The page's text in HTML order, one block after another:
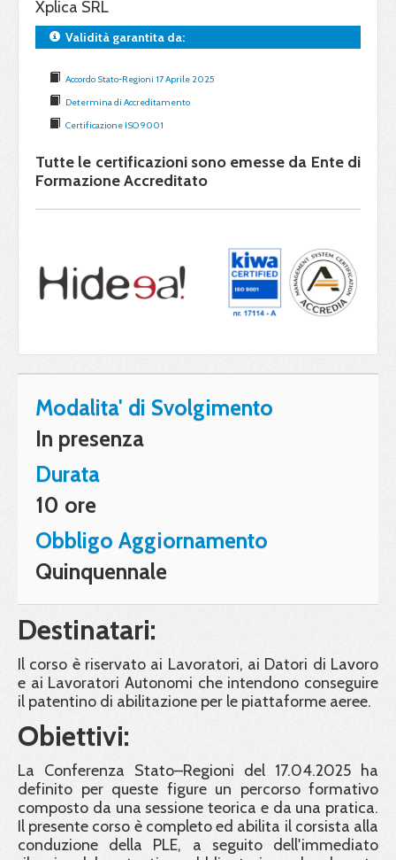
Xplica SRL
Validità garantita da:
Accordo Stato-Regioni 17 Aprile 2025
Determina di Accreditamento
Certificazione ISO 9001
Tutte le certificazioni sono emesse da Ente di
Formazione Accreditato
Modalita' di Svolgimento
In presenza
Durata
10 ore
Obbligo Aggiornamento
Quinquennale
Destinatari:
Il corso è riservato ai Lavoratori, ai Datori di Lavoro
e ai Lavoratori Autonomi che intendono conseguire
il patentino di abilitazione per le piattaforme aeree.
Obiettivi:
La Conferenza Stato–Regioni del 17.04.2025 ha
definito per queste figure un percorso formativo
composto da una sessione teorica e da una pratica.
Il presente corso è completo ed abilita il corsista alla
conduzione della PLE, a seguito dell'immediato